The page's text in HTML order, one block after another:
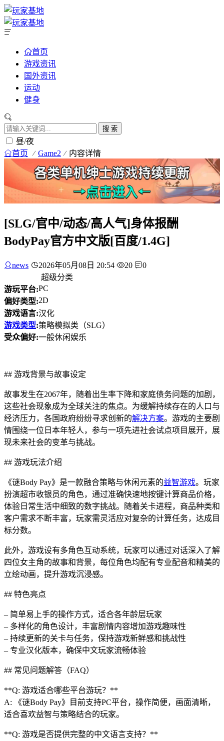
首页
游戏资讯
国外资讯
运动
健身
搜 索
昼/夜
首页 Game2 内容详情
[SLG/官中/动态/高人气]身体报酬
BodyPay官方中文版[百度/1.4G]
news 2026年05月08日 20:54 20
0
超级分类
游玩平台:PC
偏好类型:2D
游戏语言:汉化
游戏类型:策略模拟类（SLG）
受众偏好:一般休闲娱乐
## 游戏背景与故事设定
故事发生在2067年，随着出生率下降和家庭债务问题的加剧，
这些社会现象成为全球关注的焦点。为缓解持续存在的人口与
经济压力，各国政府纷纷寻求创新的解决方案。游戏的主要剧
情围绕一位日本年轻人，参与一项先进社会试点项目展开，展
现未来社会的变革与挑战。
## 游戏玩法介绍
《谜Body Pay》是一款融合策略与休闲元素的益智游戏。玩家
扮演超市收银员的角色，通过准确快速地按键计算商品价格，
体验日常生活中细致的数字挑战。随着关卡进程，商品种类和
客户需求不断丰富，玩家需灵活应对复杂的计算任务，达成目
标分数。
此外，游戏设有多角色互动系统，玩家可以通过对话深入了解
四位女主角的故事和背景，每位角色均配有专业配音和精美的
立绘动画，提升游戏沉浸感。
## 特色亮点
– 简单易上手的操作方式，适合各年龄层玩家
– 多样化的角色设计，丰富剧情内容增加游戏趣味性
– 持续更新的关卡与任务，保持游戏新鲜感和挑战性
– 专业汉化版本，确保中文玩家流畅体验
## 常见问题解答（FAQ）
**Q: 游戏适合哪些平台游玩？**
A: 《谜Body Pay》目前支持PC平台，操作简便，画面清晰，
适合喜欢益智与策略结合的玩家。
**Q: 游戏是否提供完整的中文语言支持？**